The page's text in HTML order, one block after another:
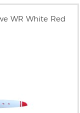
WR White Red